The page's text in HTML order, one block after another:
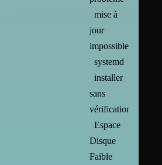
mise à
jour
impossible
systemd
installer
sans
vérification
Espace
Disque
Faible